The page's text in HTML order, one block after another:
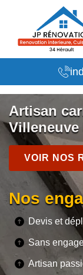
Artisan
Villeneuve
VOIR NOS
Nos
Devis et
Sans
Artisan